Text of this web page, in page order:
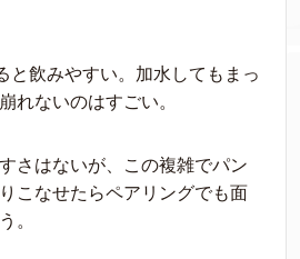
と飲みやすい。加水してもまっ
れないのはすごい。
さはないが、この複雑でパン
こなせたらペアリングでも面
。